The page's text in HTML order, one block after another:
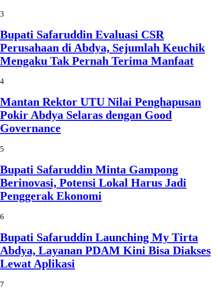
3
Bupati Safaruddin Evaluasi CSR
Perusahaan di Abdya, Sejumlah Keuchik
Mengaku Tak Pernah Terima Manfaat
4
Mantan Rektor UTU Nilai Penghapusan
Pokir Abdya Selaras dengan Good
Governance
5
Bupati Safaruddin Minta Gampong
Berinovasi, Potensi Lokal Harus Jadi
Penggerak Ekonomi
6
Bupati Safaruddin Launching My Tirta
Abdya, Layanan PDAM Kini Bisa Diakses
Lewat Aplikasi
7